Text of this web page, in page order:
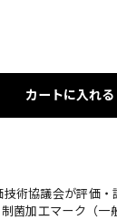
カートに入れる
術協議会が評価・
菌加工マーク（一